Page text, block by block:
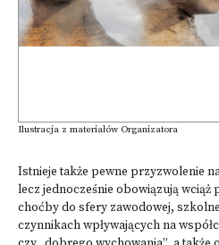
Ilustracja z materiałów Organizatora
Istnieje także pewne przyzwolenie
lecz jednocześnie obowiązują wciąż
choćby do sfery zawodowej,
czynnikach wpływających na